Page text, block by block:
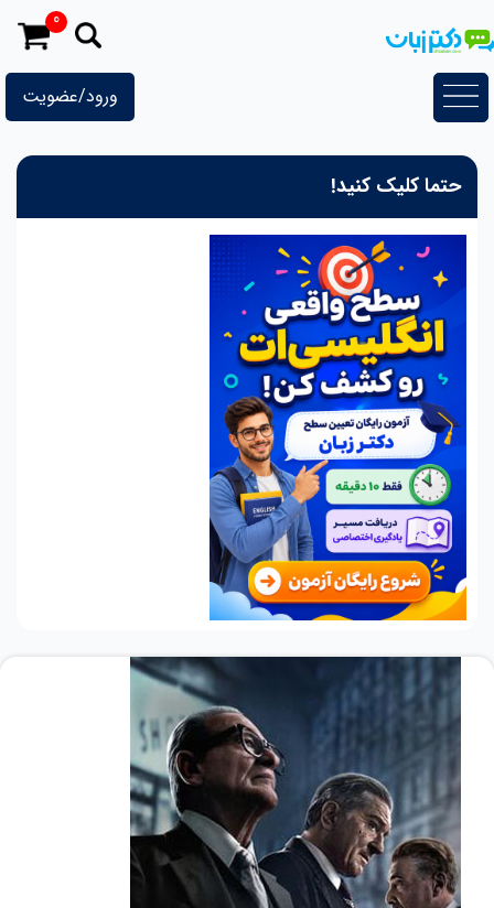
به
ورود/عضویت
0
حتما کلیک کنید!